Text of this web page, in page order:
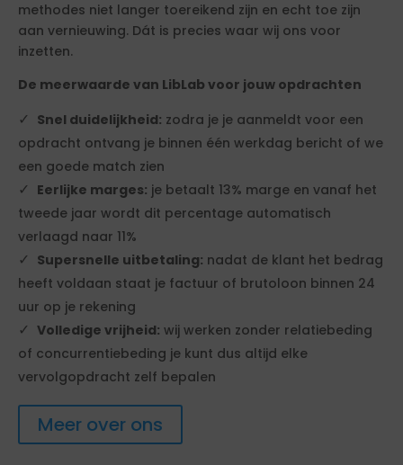
methodes niet langer toereikend zijn en echt toe zijn
aan vernieuwing. Dát is precies waar wij ons voor
inzetten.
De meerwaarde van LibLab voor jouw opdrachten
Snel duidelijkheid: zodra je je aanmeldt voor een
opdracht ontvang je binnen één werkdag bericht of we
een goede match zien
Eerlijke marges: je betaalt 13% marge en vanaf het
tweede jaar wordt dit percentage automatisch
verlaagd naar 11%
Supersnelle uitbetaling: nadat de klant het bedrag
heeft voldaan staat je factuur of brutoloon binnen 24
uur op je rekening
Volledige vrijheid: wij werken zonder relatiebeding
of concurrentiebeding je kunt dus altijd elke
vervolgopdracht zelf bepalen
Meer over ons